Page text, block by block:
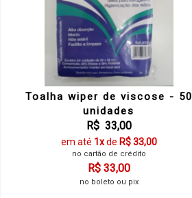
Toalha wiper de viscose - 50
unidades
R$ 33,00
em até 1xde R$ 33,00
no cartão de crédito
R$ 33,00
no boleto ou pix